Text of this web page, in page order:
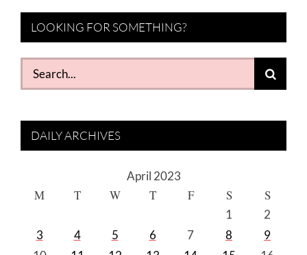
LOOKING FOR SOMETHING?
Search
for:
DAILY ARCHIVES
April 2023
M T W T F S S
1
2
3
4 5 6 7 8
9